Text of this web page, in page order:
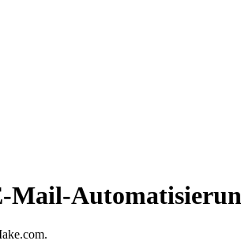
Mail-